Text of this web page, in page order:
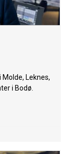
Leknes,
i Bodø.